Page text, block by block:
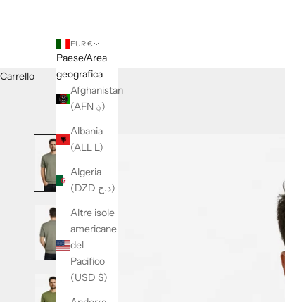
EUR €
Paese/Area
geografica
Afghanistan
(AFN ؋)
Albania
(ALL L)
Algeria
(DZD د.ج)
Altre isole
americane
del
Pacifico
(USD $)
Carrello